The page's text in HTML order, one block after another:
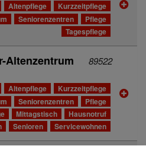
Altenpflege
Kurzzeitpflege
Seniorenzentren
Pflege
Tagespflege
Altenzentrum
89522
Altenpflege
Kurzzeitpflege
Seniorenzentren
Pflege
Mittagstisch
Hausnotruf
Senioren Servicewohnen